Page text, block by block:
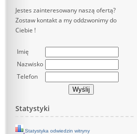
Jestes zainteresowany naszą ofertą?
Zostaw kontakt a my oddzwonimy do
Ciebie !
Imię
Nazwisko
Telefon
Statystyki
Statystyka odwiedzin witryny